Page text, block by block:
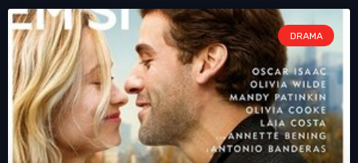
DRAMA